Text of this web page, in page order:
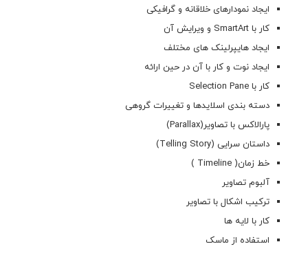
ایجاد نمودارهای خلاقانه و گرافیکی
کار با SmartArt و ویرایش آن
ایجاد هایپرلینک های مختلف
ایجاد نوت و کار با آن در حین ارائه
کار با Selection Pane
دسته بندی اسلایدها و تغییرات گروهی
پارالاکس با تصاویر(Parallax)
داستان سرایی (Telling Story)
خط زمان( Timeline )
آلبوم تصاویر
ترکیب اشکال با تصاویر
کار با لایه ها
استفاده از ماسک